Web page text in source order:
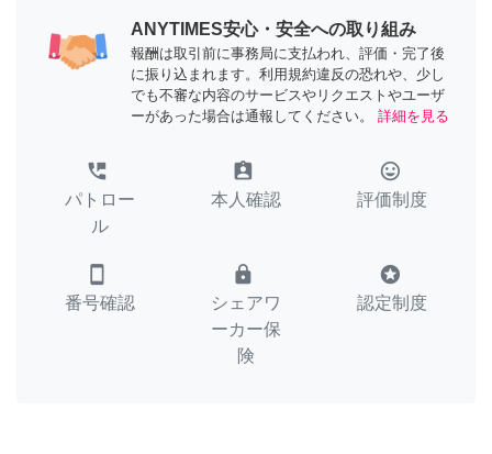
ANYTIMES安心・安全への取り組み
報酬は取引前に事務局に支払われ、評価・完了後
に振り込まれます。利用規約違反の恐れや、少し
でも不審な内容のサービスやリクエストやユーザ
ーがあった場合は通報してください。
詳細を見る
perm_phone_msg
パトロー
ル
assignment_ind
本人確認
tag_faces
評価制度
smartphone
番号確認
lock
シェアワ
ーカー保
険
stars
認定制度